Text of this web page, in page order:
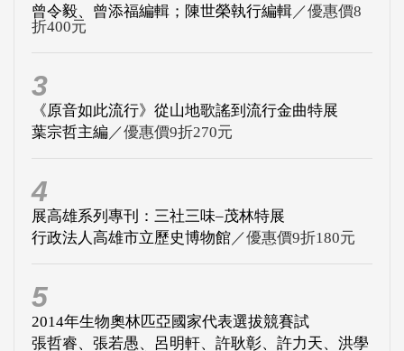
曾令毅、曾添福編輯；陳世榮執行編輯／優惠價8
折400元
3
《原音如此流行》從山地歌謠到流行金曲特展
葉宗哲主編 ／優惠價9折270元
4
展高雄系列專刊：三社三味–茂林特展
行政法人高雄市立歷史博物館／優惠價9折180元
5
2014年生物奧林匹亞國家代表選拔競賽試
張哲睿、張若愚、呂明軒、許耿彰、許力天、洪學